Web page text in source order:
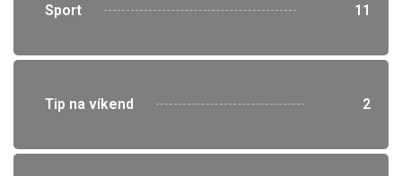
Sport 11
Tip na víkend 2